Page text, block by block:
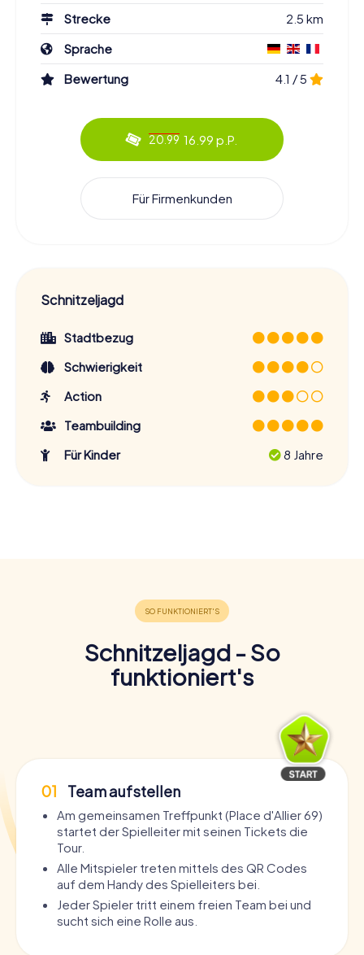
Schönheit und Einzigartigkeit von Moulins näherbringt. Die
Schnitzeljagd in Moulins wartet auf euch – seid ihr bereit,
die Geheimnisse der Stadt zu lüften?
Lasst euch von der Magie der Stadt verzaubern und erlebt
die Schnitzeljagd in Moulins bietet euch die Möglichkeit,
die Stadt auf eine ganz besondere Art zu erkunden und
dabei unvergessliche Erinnerungen zu sammeln. Macht
euch auf den Weg und entdeckt die Schätze von Moulins
bei einer spannenden Schnitzeljagd!
Strecke
2.5 km
Sprache
Bewertung
4.1 / 5
20.99 16.99 p.P.
Für Firmenkunden
Schnitzeljagd
Stadtbezug
Schwierigkeit
Action
Teambuilding
Für Kinder
8 Jahre
Schnitzeljagd - So
funktioniert's
01 Team aufstellen
Am gemeinsamen Treffpunkt (Place d'Allier 69)
startet der Spielleiter mit seinen Tickets die
Tour.
Alle Mitspieler treten mittels des QR Codes
auf dem Handy des Spielleiters bei.
Jeder Spieler tritt einem freien Team bei und
sucht sich eine Rolle aus.